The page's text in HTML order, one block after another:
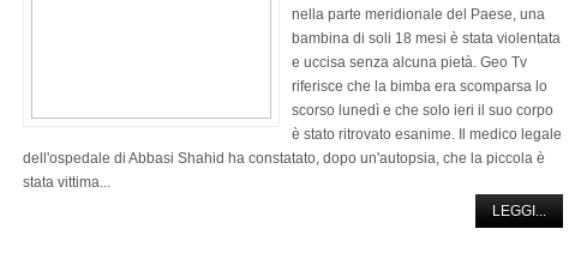
nella parte meridionale del Paese, una
bambina di soli 18 mesi è stata violentata
e uccisa senza alcuna pietà. Geo Tv
riferisce che la bimba era scomparsa lo
scorso lunedì e che solo ieri il suo corpo
è stato ritrovato esanime. Il medico legale
dell'ospedale di Abbasi Shahid ha constatato, dopo un'autopsia, che la piccola è
stata vittima...
LEGGI...